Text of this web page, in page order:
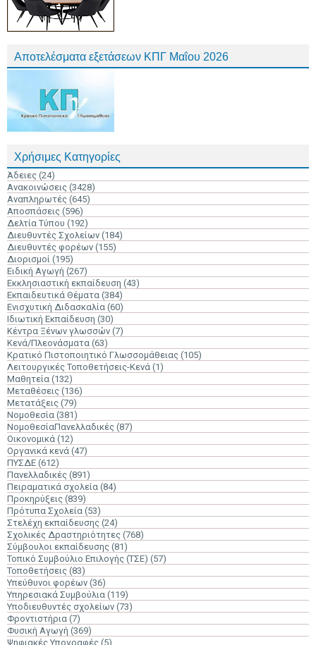
Αποτελέσματα εξετάσεων ΚΠΓ Μαΐου 2026
Χρήσιμες Κατηγορίες
Άδειες (24)
Ανακοινώσεις (3428)
Αναπληρωτές (645)
Αποσπάσεις (596)
Δελτία Τύπου (192)
Διευθυντές Σχολείων (184)
Διευθυντές φορέων (155)
Διορισμοί (195)
Ειδική Αγωγή (267)
Εκκλησιαστική εκπαίδευση (43)
Εκπαιδευτικά Θέματα (384)
Ενισχυτική Διδασκαλία (60)
Ιδιωτική Εκπαίδευση (30)
Κέντρα Ξένων γλωσσών (7)
Κενά/Πλεονάσματα (63)
Κρατικό Πιστοποιητικό Γλωσσομάθειας (105)
Λειτουργικές Τοποθετήσεις-Κενά (1)
Μαθητεία (132)
Μεταθέσεις (136)
Μετατάξεις (79)
Νομοθεσία (381)
ΝομοθεσίαΠανελλαδικές (87)
Οικονομικά (12)
Οργανικά κενά (47)
ΠΥΣΔΕ (612)
Πανελλαδικές (891)
Πειραματικά σχολεία (84)
Προκηρύξεις (839)
Πρότυπα Σχολεία (53)
Στελέχη εκπαίδευσης (24)
Σχολικές Δραστηριότητες (768)
Σύμβουλοι εκπαίδευσης (81)
Τοπικό Συμβούλιο Επιλογής (ΤΣΕ) (57)
Τοποθετήσεις (83)
Υπεύθυνοι φορέων (36)
Υπηρεσιακά Συμβούλια (119)
Υποδιευθυντές σχολείων (73)
Φροντιστήρια (7)
Φυσική Αγωγή (369)
Ψηφιακές Υπογραφές (5)